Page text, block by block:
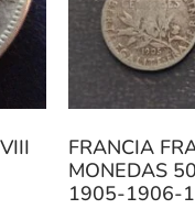
FRANCIA
MONEDAS
1905-1906-